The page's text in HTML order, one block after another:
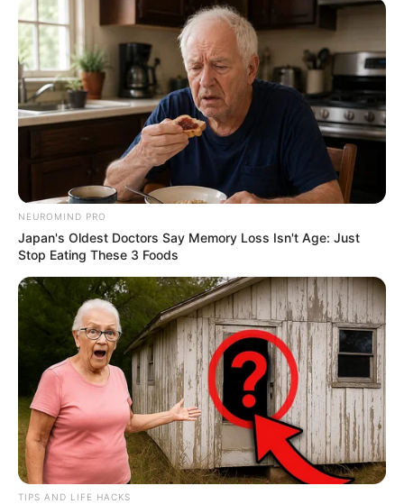
NEUROMIND PRO
Japan's Oldest Doctors Say Memory Loss Isn't Age: Just
Stop Eating These 3 Foods
TIPS AND LIFE HACKS